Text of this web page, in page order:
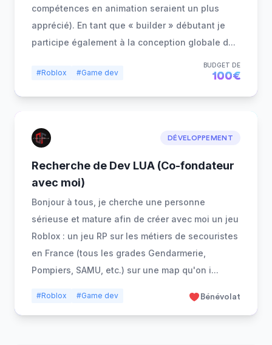
compétences en animation seraient un plus
apprécié). En tant que « builder » débutant je
participe également à la conception globale d...
#Roblox #Game dev
BUDGET DE
100€
DÉVELOPPEMENT
Recherche de Dev LUA (Co-fondateur
avec moi)
Bonjour à tous, je cherche une personne
sérieuse et mature afin de créer avec moi un jeu
Roblox : un jeu RP sur les métiers de secouristes
en France (tous les grades Gendarmerie,
Pompiers, SAMU, etc.) sur une map qu'on i...
#Roblox #Game dev Bénévolat